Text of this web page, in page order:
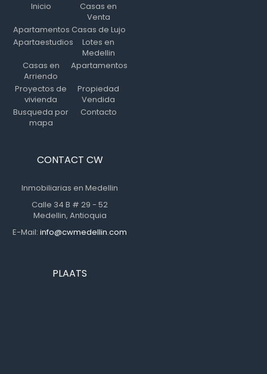
Inicio
Casas en
Venta
Apartamentos Casas de Lujo
Apartaestudios
Lotes en
Medellin
Casas en
Arriendo
Apartamentos
Proyectos de
vivienda
Propiedad
Vendida
Busqueda por
mapa
Contacto
CONTACT CW
Inmobiliarias en Medellin
Calle 34 B # 29 - 52
Medellin, Antioquia
E-Mail: info@cwmedellin.com
PLAATS